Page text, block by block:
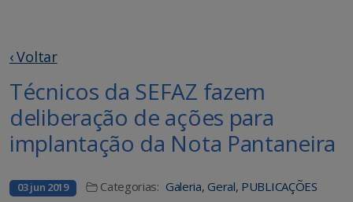
‹ Voltar
Técnicos da SEFAZ fazem
deliberação de ações para
implantação da Nota Pantaneira
03 jun 2019 Categorias: Galeria, Geral, PUBLICAÇÕES